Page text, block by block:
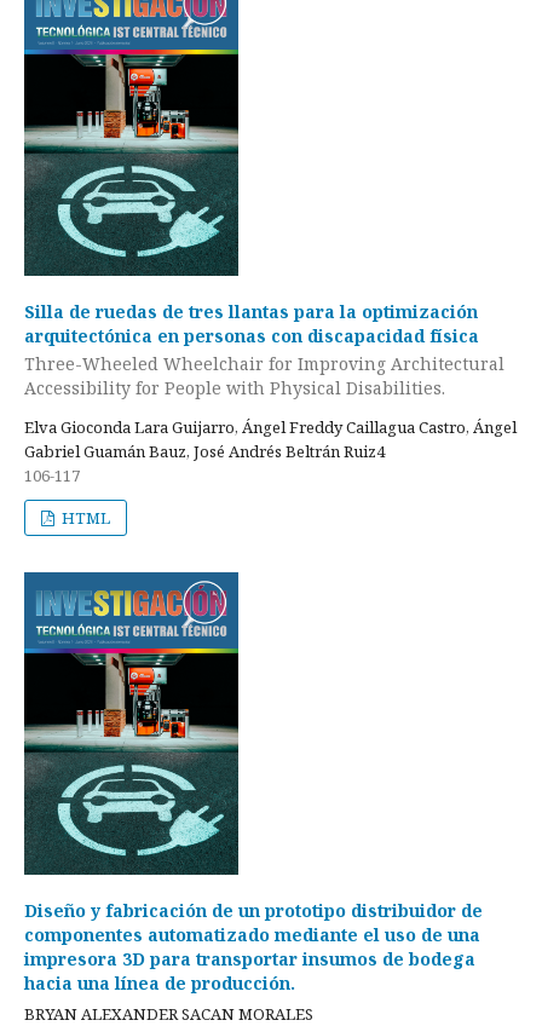
Silla de ruedas de tres llantas para la optimización
arquitectónica en personas con discapacidad física
Three-Wheeled Wheelchair for Improving Architectural
Accessibility for People with Physical Disabilities.
Elva Gioconda Lara Guijarro, Ángel Freddy Caillagua Castro, Ángel
Gabriel Guamán Bauz, José Andrés Beltrán Ruiz4
106-117
HTML
Diseño y fabricación de un prototipo distribuidor de
componentes automatizado mediante el uso de una
impresora 3D para transportar insumos de bodega
hacia una línea de producción.
BRYAN ALEXANDER SACAN MORALES